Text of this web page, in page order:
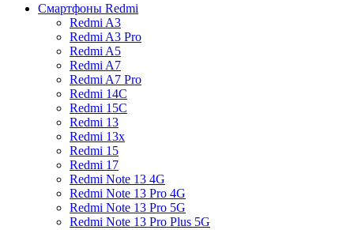
Смартфоны Redmi
Redmi A3
Redmi A3 Pro
Redmi A5
Redmi A7
Redmi A7 Pro
Redmi 14C
Redmi 15C
Redmi 13
Redmi 13x
Redmi 15
Redmi 17
Redmi Note 13 4G
Redmi Note 13 Pro 4G
Redmi Note 13 Pro 5G
Redmi Note 13 Pro Plus 5G